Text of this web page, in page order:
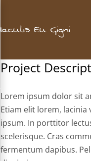
Iaculis Eu Gigni
Project
Lorem ipsum dolor sit
Etiam elit lorem, lacinia
ipsum. In porttitor
scelerisque. Cras
fermentum dapibus.